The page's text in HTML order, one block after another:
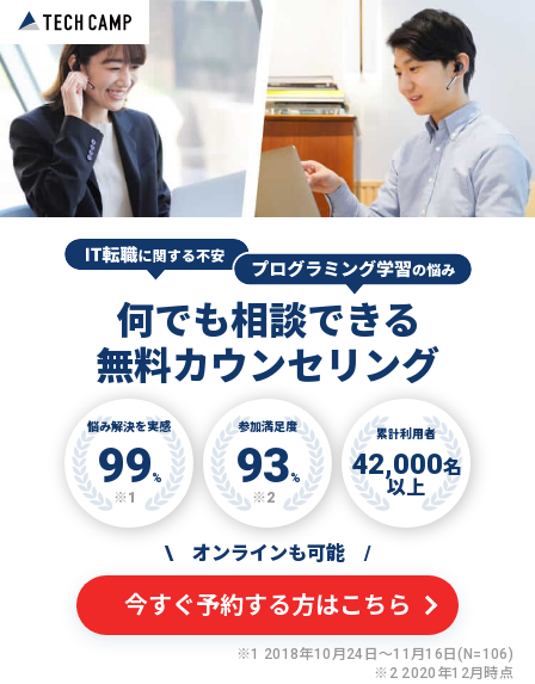
何でも相談できる
無料カウンセリング
悩み解決を実感
99%
※1
参加満足度
93%
※2
累計利用者
42,000名
以上
\ オンラインも可能 /
今すぐ予約する方はこちら
※1 2018年10月24日〜11月16日(N=106)
※2 2020年12月時点